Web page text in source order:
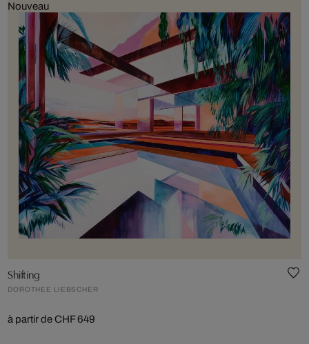
Nouveau
Shifting
DOROTHEE LIEBSCHER
à partir de CHF 649